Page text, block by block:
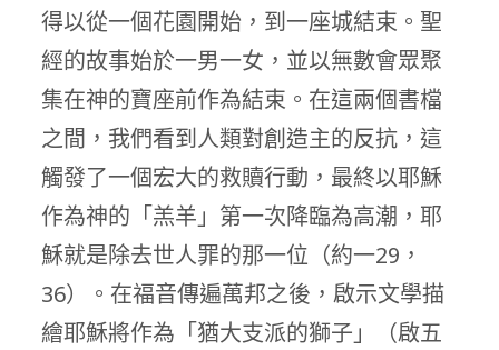
得以從一個花園開始，到一座城結束。聖
經的故事始於一男一女，並以無數會眾聚
集在神的寶座前作為結束。在這兩個書檔
之間，我們看到人類對創造主的反抗，這
觸發了一個宏大的救贖行動，最終以耶穌
作為神的「羔羊」第一次降臨為高潮，耶
穌就是除去世人罪的那一位（約一29，
36）。在福音傳遍萬邦之後，啟示文學描
繪耶穌將作為「猶大支派的獅子」（啟五